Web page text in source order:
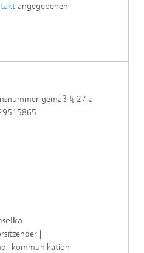
angegebenen
gemäß § 27 a
|
-kommunikation